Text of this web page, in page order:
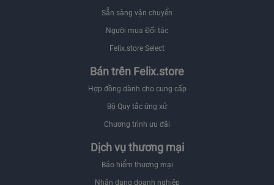
Sẵn sàng vận chuyển
Người mua Đối tác
Felix.store Select
Bán trên Felix.store
Hợp đồng dành cho cung cấp
Bộ Quy tắc ứng xử
Chương trình ưu đãi
Dịch vụ thương mại
Bảo hiểm thương mại
Nhận dạng doanh nghiệp